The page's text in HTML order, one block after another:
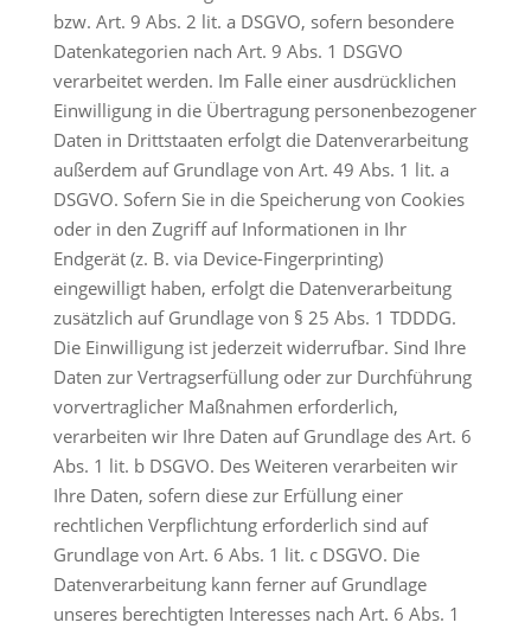
bzw. Art. 9 Abs. 2 lit. a DSGVO, sofern besondere
Datenkategorien nach Art. 9 Abs. 1 DSGVO
verarbeitet werden. Im Falle einer ausdrücklichen
Einwilligung in die Übertragung personenbezogener
Daten in Drittstaaten erfolgt die Datenverarbeitung
außerdem auf Grundlage von Art. 49 Abs. 1 lit. a
DSGVO. Sofern Sie in die Speicherung von Cookies
oder in den Zugriff auf Informationen in Ihr
Endgerät (z. B. via Device-Fingerprinting)
eingewilligt haben, erfolgt die Datenverarbeitung
zusätzlich auf Grundlage von § 25 Abs. 1 TDDDG.
Die Einwilligung ist jederzeit widerrufbar. Sind Ihre
Daten zur Vertragserfüllung oder zur Durchführung
vorvertraglicher Maßnahmen erforderlich,
verarbeiten wir Ihre Daten auf Grundlage des Art. 6
Abs. 1 lit. b DSGVO. Des Weiteren verarbeiten wir
Ihre Daten, sofern diese zur Erfüllung einer
rechtlichen Verpflichtung erforderlich sind auf
Grundlage von Art. 6 Abs. 1 lit. c DSGVO. Die
Datenverarbeitung kann ferner auf Grundlage
unseres berechtigten Interesses nach Art. 6 Abs. 1